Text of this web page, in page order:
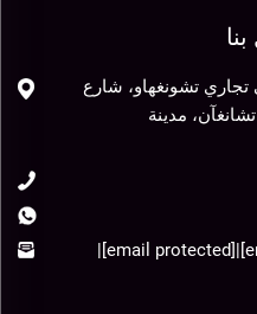
تشونغهاو، شارع
223، منطقة تشانغآن، مدينة
|
[email protected]
|